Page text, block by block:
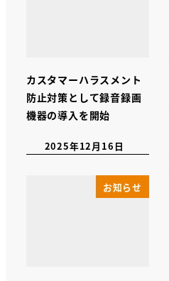
カスタマーハラスメント
防止対策として録音録画
機器の導入を開始
2025年12月16日
お知らせ